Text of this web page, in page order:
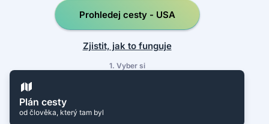
Prohledej cesty - USA
Zjistit, jak to funguje
1. Vyber si
Plán cesty
od člověka, který tam byl